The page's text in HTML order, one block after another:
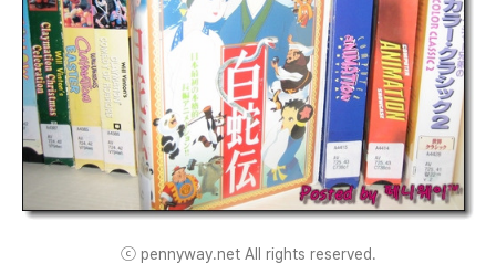
ⓒ pennyway.net All rights reserved.